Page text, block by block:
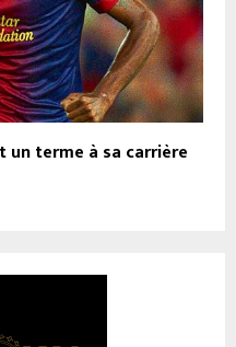
un terme à sa carrière